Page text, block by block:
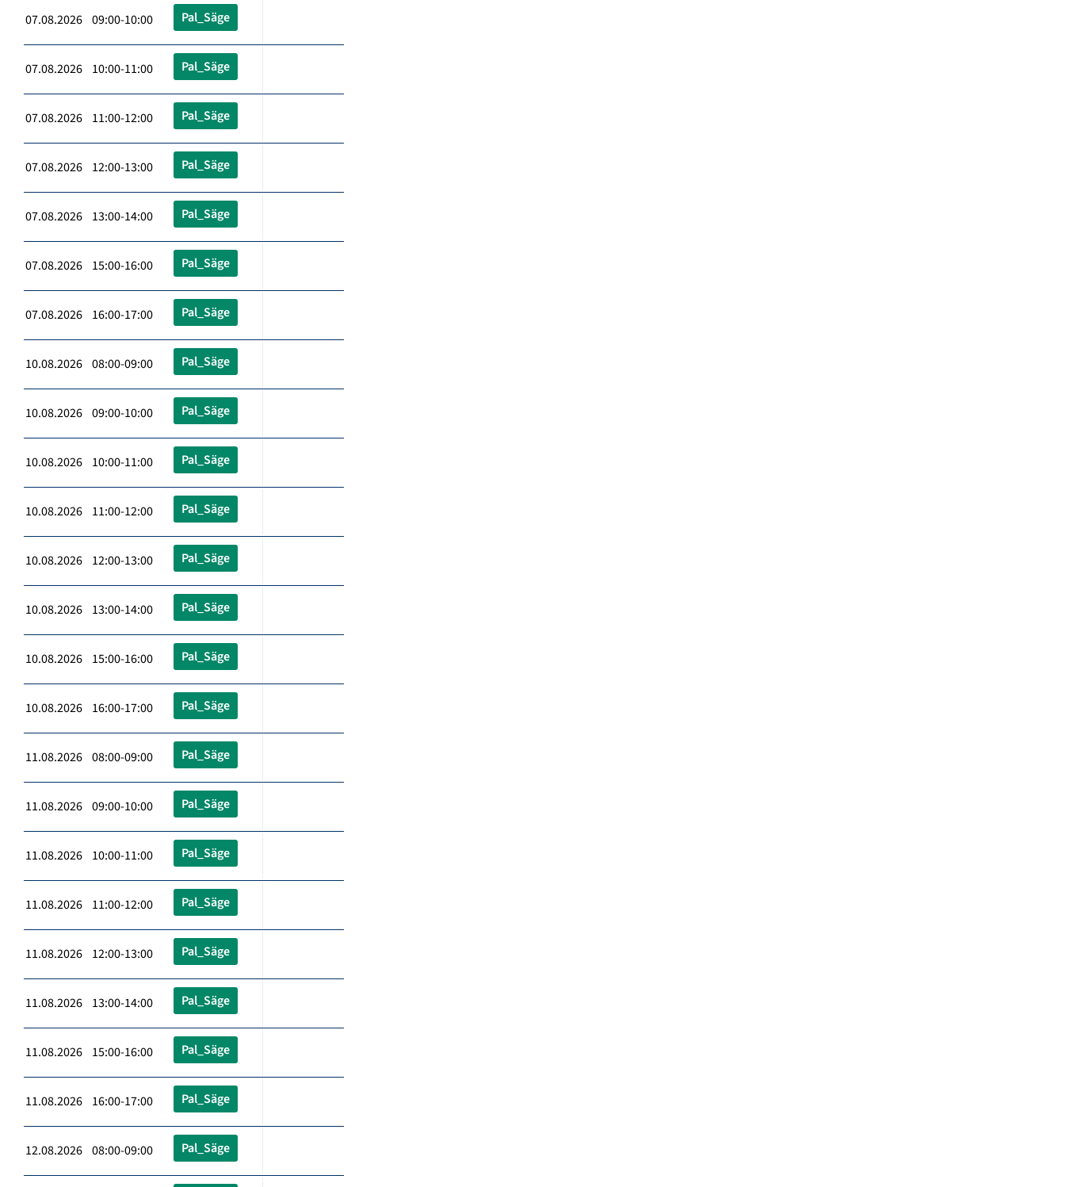
07.08.2026 09:00-10:00 Pal_Säge
07.08.2026 10:00-11:00 Pal_Säge
07.08.2026 11:00-12:00 Pal_Säge
07.08.2026 12:00-13:00 Pal_Säge
07.08.2026 13:00-14:00 Pal_Säge
07.08.2026 15:00-16:00 Pal_Säge
07.08.2026 16:00-17:00 Pal_Säge
10.08.2026 08:00-09:00 Pal_Säge
10.08.2026 09:00-10:00 Pal_Säge
10.08.2026 10:00-11:00 Pal_Säge
10.08.2026 11:00-12:00 Pal_Säge
10.08.2026 12:00-13:00 Pal_Säge
10.08.2026 13:00-14:00 Pal_Säge
10.08.2026 15:00-16:00 Pal_Säge
10.08.2026 16:00-17:00 Pal_Säge
11.08.2026 08:00-09:00 Pal_Säge
11.08.2026 09:00-10:00 Pal_Säge
11.08.2026 10:00-11:00 Pal_Säge
11.08.2026 11:00-12:00 Pal_Säge
11.08.2026 12:00-13:00 Pal_Säge
11.08.2026 13:00-14:00 Pal_Säge
11.08.2026 15:00-16:00 Pal_Säge
11.08.2026 16:00-17:00 Pal_Säge
12.08.2026 08:00-09:00 Pal_Säge